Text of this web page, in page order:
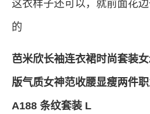
这衣样子还可以，就前面花
的
芭米欣长袖连衣裙时尚套装
版气质女神范收腰显瘦两件
A188 条纹套装 L